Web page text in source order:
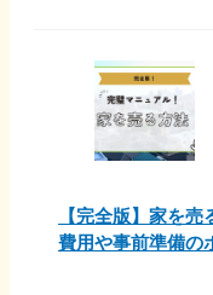
【完全版】家を売
費用や事前準備の